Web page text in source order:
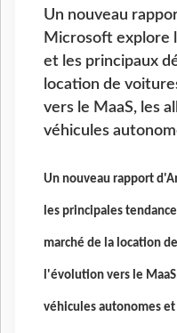
Un nouveau
Microsoft explore
et les principaux
location de
vers le MaaS, les
véhicules
Un nouveau rapport
les principales
marché de la location
l'évolution vers le
véhicules autonomes